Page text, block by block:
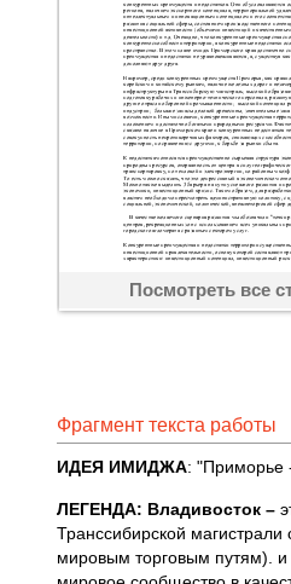
Посмотреть все
Фрагмент текста работы
ИДЕЯ ИМИДЖА: "Приморье
ЛЕГЕНДА: Владивосток –
Транссибирской
мировым торговым путям). и